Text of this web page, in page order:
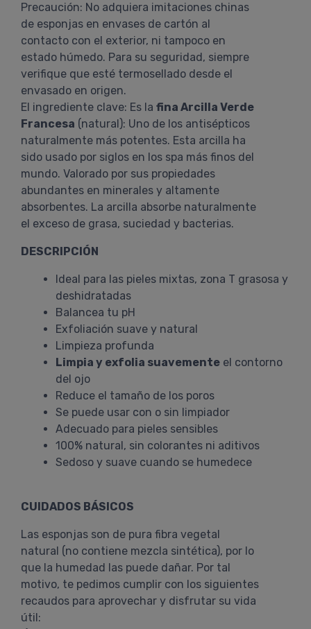
Precaución: No adquiera imitaciones chinas
de esponjas en envases de cartón al
contacto con el exterior, ni tampoco en
estado húmedo. Para su seguridad, siempre
verifique que esté termosellado desde el
envasado en origen.
El ingrediente clave: Es la fina Arcilla Verde
Francesa (natural): Uno de los antisépticos
naturalmente más potentes. Esta arcilla ha
sido usado por siglos en los spa más finos del
mundo. Valorado por sus propiedades
abundantes en minerales y altamente
absorbentes. La arcilla absorbe naturalmente
el exceso de grasa, suciedad y bacterias.
DESCRIPCIÓN
Ideal para las pieles mixtas, zona T grasosa y
deshidratadas
Balancea tu pH
Exfoliación suave y natural
Limpieza profunda
Limpia y exfolia suavemente el contorno
del ojo
Reduce el tamaño de los poros
Se puede usar con o sin limpiador
Adecuado para pieles sensibles
100% natural, sin colorantes ni aditivos
Sedoso y suave cuando se humedece
CUIDADOS BÁSICOS
Las esponjas son de pura fibra vegetal
natural (no contiene mezcla sintética), por lo
que la humedad las puede dañar. Por tal
motivo, te pedimos cumplir con los siguientes
recaudos para aprovechar y disfrutar su vida
útil: